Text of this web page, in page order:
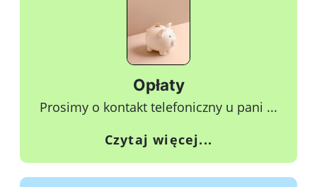
Opłaty
Prosimy o kontakt telefoniczny u pani ...
Czytaj więcej...